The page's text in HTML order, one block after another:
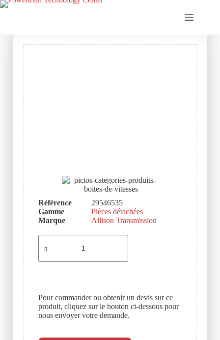
Référence
29546535
Gamme
Pièces détachées
Marque
Allison Transmission
Pour commander ou obtenir un devis sur ce
produit, cliquez sur le bouton ci-dessous pour
nous envoyer votre demande.